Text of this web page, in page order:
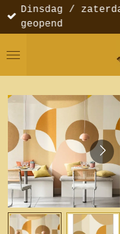
Ga
direct
de
Dinsdag /
geopend